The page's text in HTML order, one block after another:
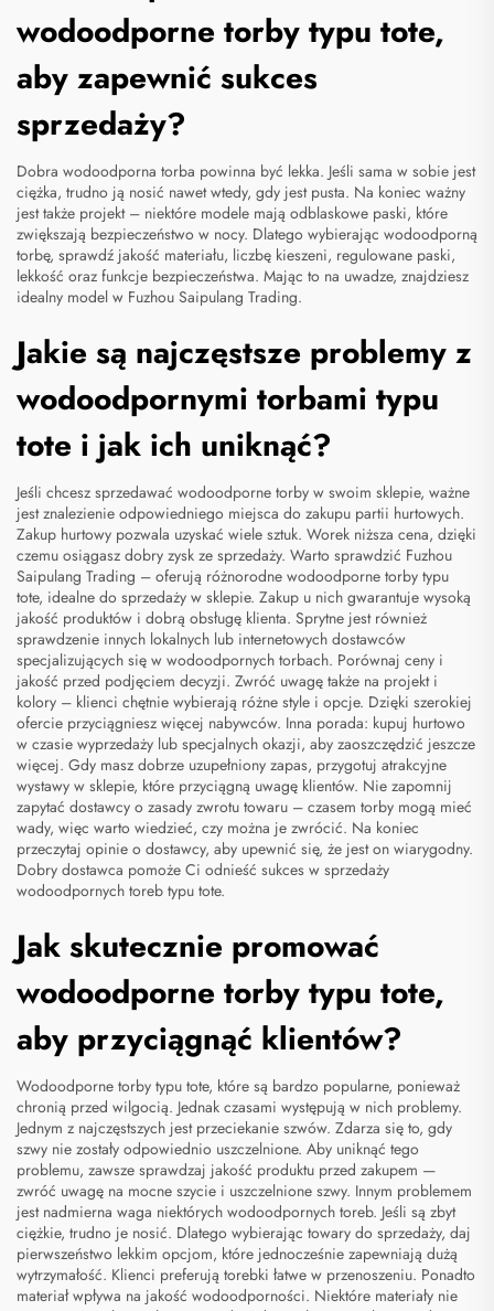
wodoodporne torby typu tote,
aby zapewnić sukces
sprzedaży?
Dobra wodoodporna torba powinna być lekka. Jeśli sama w sobie jest
ciężka, trudno ją nosić nawet wtedy, gdy jest pusta. Na koniec ważny
jest także projekt – niektóre modele mają odblaskowe paski, które
zwiększają bezpieczeństwo w nocy. Dlatego wybierając wodoodporną
torbę, sprawdź jakość materiału, liczbę kieszeni, regulowane paski,
lekkość oraz funkcje bezpieczeństwa. Mając to na uwadze, znajdziesz
idealny model w Fuzhou Saipulang Trading.
Jakie są najczęstsze problemy z
wodoodpornymi torbami typu
tote i jak ich uniknąć?
Jeśli chcesz sprzedawać wodoodporne torby w swoim sklepie, ważne
jest znalezienie odpowiedniego miejsca do zakupu partii hurtowych.
Zakup hurtowy pozwala uzyskać wiele sztuk. Worek niższa cena, dzięki
czemu osiągasz dobry zysk ze sprzedaży. Warto sprawdzić Fuzhou
Saipulang Trading – oferują różnorodne wodoodporne torby typu
tote, idealne do sprzedaży w sklepie. Zakup u nich gwarantuje wysoką
jakość produktów i dobrą obsługę klienta. Sprytne jest również
sprawdzenie innych lokalnych lub internetowych dostawców
specjalizujących się w wodoodpornych torbach. Porównaj ceny i
jakość przed podjęciem decyzji. Zwróć uwagę także na projekt i
kolory – klienci chętnie wybierają różne style i opcje. Dzięki szerokiej
ofercie przyciągniesz więcej nabywców. Inna porada: kupuj hurtowo
w czasie wyprzedaży lub specjalnych okazji, aby zaoszczędzić jeszcze
więcej. Gdy masz dobrze uzupełniony zapas, przygotuj atrakcyjne
wystawy w sklepie, które przyciągną uwagę klientów. Nie zapomnij
zapytać dostawcy o zasady zwrotu towaru – czasem torby mogą mieć
wady, więc warto wiedzieć, czy można je zwrócić. Na koniec
przeczytaj opinie o dostawcy, aby upewnić się, że jest on wiarygodny.
Dobry dostawca pomoże Ci odnieść sukces w sprzedaży
wodoodpornych toreb typu tote.
Jak skutecznie promować
wodoodporne torby typu tote,
aby przyciągnąć klientów?
Wodoodporne torby typu tote, które są bardzo popularne, ponieważ
chronią przed wilgocią. Jednak czasami występują w nich problemy.
Jednym z najczęstszych jest przeciekanie szwów. Zdarza się to, gdy
szwy nie zostały odpowiednio uszczelnione. Aby uniknąć tego
problemu, zawsze sprawdzaj jakość produktu przed zakupem —
zwróć uwagę na mocne szycie i uszczelnione szwy. Innym problemem
jest nadmierna waga niektórych wodoodpornych toreb. Jeśli są zbyt
ciężkie, trudno je nosić. Dlatego wybierając towary do sprzedaży, daj
pierwszeństwo lekkim opcjom, które jednocześnie zapewniają dużą
wytrzymałość. Klienci preferują torebki łatwe w przenoszeniu. Ponadto
materiał wpływa na jakość wodoodporności. Niektóre materiały nie